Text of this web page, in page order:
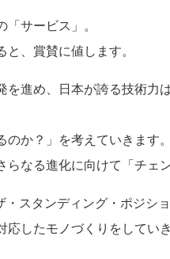
サービス」。
、賞賛に値します。
進め、日本が誇る技術力
か？」を考えていきます。
なる進化に向けて「チェ
スタンディング・ポジショ
したモノづくりをしていき